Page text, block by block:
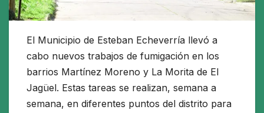
El Municipio de Esteban Echeverría llevó a
cabo nuevos trabajos de fumigación en los
barrios Martínez Moreno y La Morita de El
Jagüel. Estas tareas se realizan, semana a
semana, en diferentes puntos del distrito para